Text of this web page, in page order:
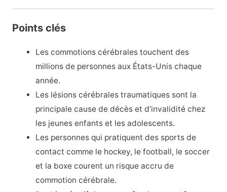
Points clés
Les commotions cérébrales touchent des
millions de personnes aux États-Unis chaque
année.
Les lésions cérébrales traumatiques sont la
principale cause de décès et d’invalidité chez
les jeunes enfants et les adolescents.
Les personnes qui pratiquent des sports de
contact comme le hockey, le football, le soccer
et la boxe courent un risque accru de
commotion cérébrale.